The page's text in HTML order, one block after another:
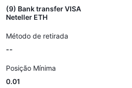
(9) Bank transfer VISA
Neteller ETH
Método de retirada
--
Posição Mínima
0.01